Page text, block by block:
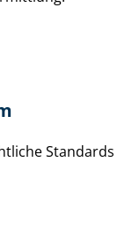
Standards